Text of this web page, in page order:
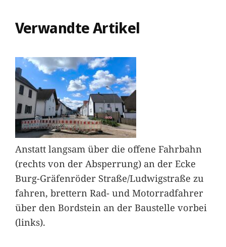
Verwandte Artikel
Anstatt langsam über die offene Fahrbahn
(rechts von der Absperrung) an der Ecke
Burg-Gräfenröder Straße/Ludwigstraße zu
fahren, brettern Rad- und Motorradfahrer
über den Bordstein an der Baustelle vorbei
(links).